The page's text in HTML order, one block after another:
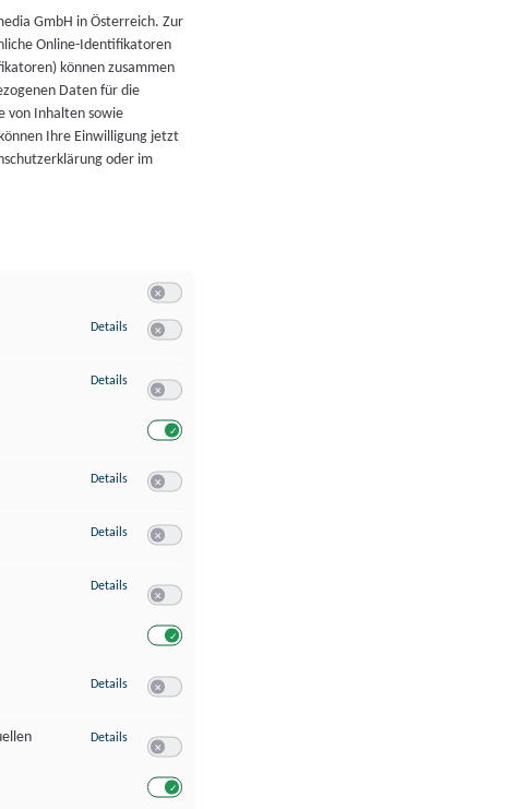
GmbH in Österreich. Zur
Online-Identifikatoren
können zusammen
Daten für die
von Inhalten sowie
Ihre Einwilligung jetzt
oder im
Details zu Speichern von oder Zugriff auf Informationen auf einem Endgerät
Details zu Verwendung reduzierter Daten zur Auswahl von Werbeanzeigen
Details zu Erstellung von Profilen für personalisierte Werbung
Details zu Verwendung von Profilen zur Auswahl personalisierter Werbung
Details zu Messung der Werbeleistung
Details zu Messung der Performance von Inhalten
Details zu Analyse von Zielgruppen durch Statistiken oder Kombinationen von